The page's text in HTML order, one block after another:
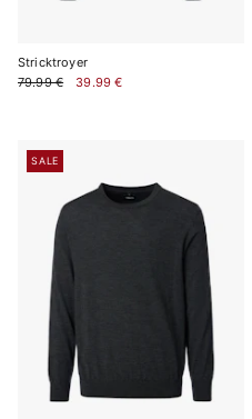
Stricktroyer
79.99 €
39.99 €
SALE